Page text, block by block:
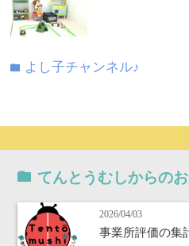
folder よし子チャンネル♪
てんとうむしからの
2026/04/03
事業所評価の集